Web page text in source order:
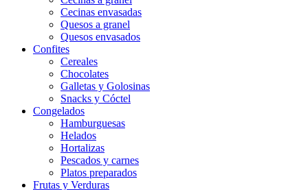
Cecinas envasadas
Quesos a granel
Quesos envasados
Confites
Cereales
Chocolates
Galletas y Golosinas
Snacks y Cóctel
Congelados
Hamburguesas
Helados
Hortalizas
Pescados y carnes
Platos preparados
Frutas y Verduras